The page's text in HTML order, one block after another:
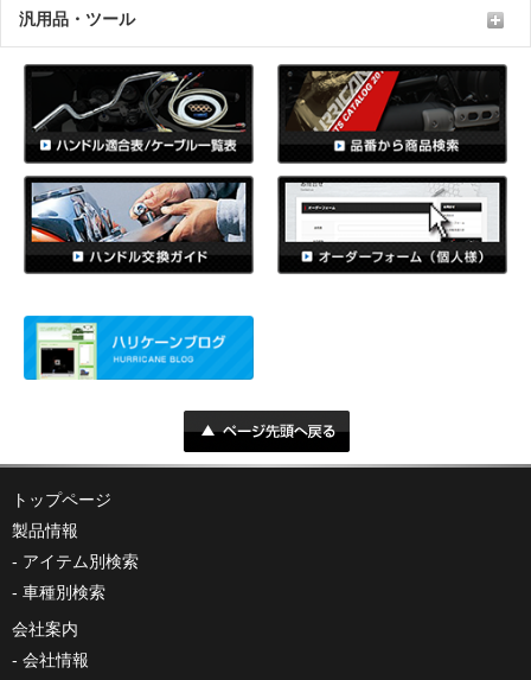
汎用品・ツール
トップページ
製品情報
アイテム別検索
車種別検索
会社案内
会社情報